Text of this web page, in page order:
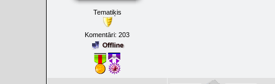
Tematiķis
Komentāri: 203